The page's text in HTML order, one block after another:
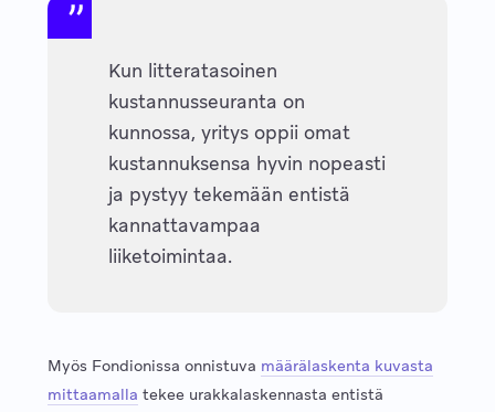
Kun litteratasoinen
kustannusseuranta on
kunnossa, yritys oppii omat
kustannuksensa hyvin nopeasti
ja pystyy tekemään entistä
kannattavampaa
liiketoimintaa.
Myös Fondionissa onnistuva määrälaskenta kuvasta
mittaamalla tekee urakkalaskennasta entistä